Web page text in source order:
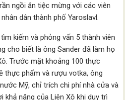
ngồi ăn tiệc mừng với các viên
dân thành phố Yaroslavl.
kiếm và phỏng vấn 5 thành viên
cho biết là ông Sander đã làm họ
Trước mặt khoảng 100 thực
thực phẩm và rượu votka, ông
Mỹ, chỉ trích chi phí nhà cửa và
khả năng của Liên Xô khi duy trì